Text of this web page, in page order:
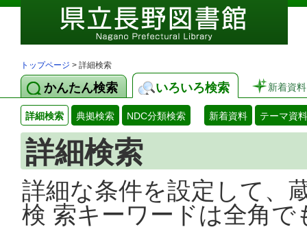
トップページ > 詳細検索
かんたん検索 いろいろ検索 新着資料
詳細検索 典拠検索 NDC分類検索 新着資料 テーマ資料
詳細検索
詳細な条件を設定して、
検 索キーワードは全角